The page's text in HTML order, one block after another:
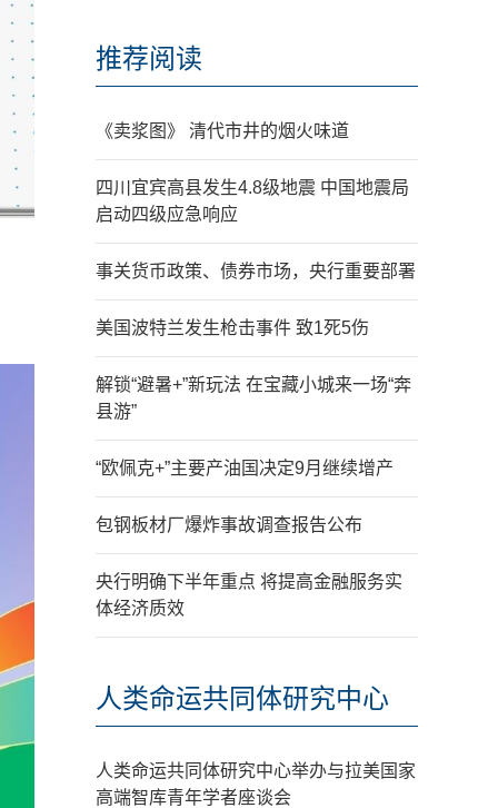
推荐阅读
《卖浆图》 清代市井的烟火味道
四川宜宾高县发生4.8级地震 中国地震局
启动四级应急响应
事关货币政策、债券市场，央行重要部署
美国波特兰发生枪击事件 致1死5伤
解锁“避暑+”新玩法 在宝藏小城来一场“奔
县游”
“欧佩克+”主要产油国决定9月继续增产
包钢板材厂爆炸事故调查报告公布
央行明确下半年重点 将提高金融服务实
体经济质效
人类命运共同体研究中心
人类命运共同体研究中心举办与拉美国家
高端智库青年学者座谈会